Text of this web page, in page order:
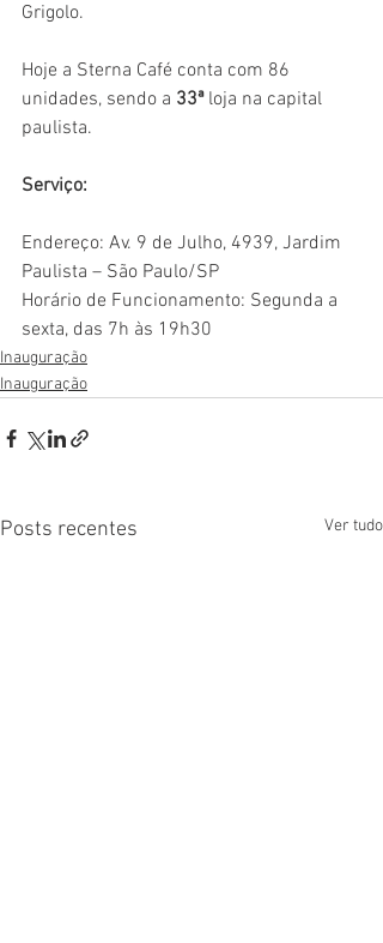
Grigolo.
Hoje a Sterna Café conta com 86
unidades, sendo a 33ª loja na capital
paulista.
Serviço:
Endereço: Av. 9 de Julho, 4939, Jardim
Paulista – São Paulo/SP
Horário de Funcionamento: Segunda a
sexta, das 7h às 19h30
Inauguração
Inauguração
Posts recentes Ver tudo